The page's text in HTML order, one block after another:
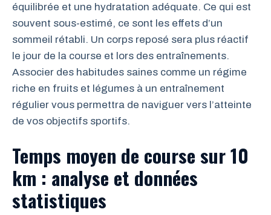
équilibrée et une hydratation adéquate. Ce qui est
souvent sous-estimé, ce sont les effets d’un
sommeil rétabli. Un corps reposé sera plus réactif
le jour de la course et lors des entraînements.
Associer des habitudes saines comme un régime
riche en fruits et légumes à un entraînement
régulier vous permettra de naviguer vers l’atteinte
de vos objectifs sportifs.
Temps moyen de course sur 10
km : analyse et données
statistiques